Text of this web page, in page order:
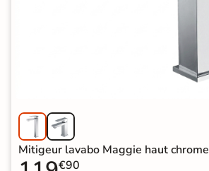
Mitigeur lavabo Maggie haut chrome
€90